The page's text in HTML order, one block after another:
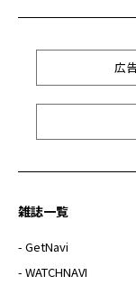
広
雑誌一覧
- GetNavi
- WATCHNAVI